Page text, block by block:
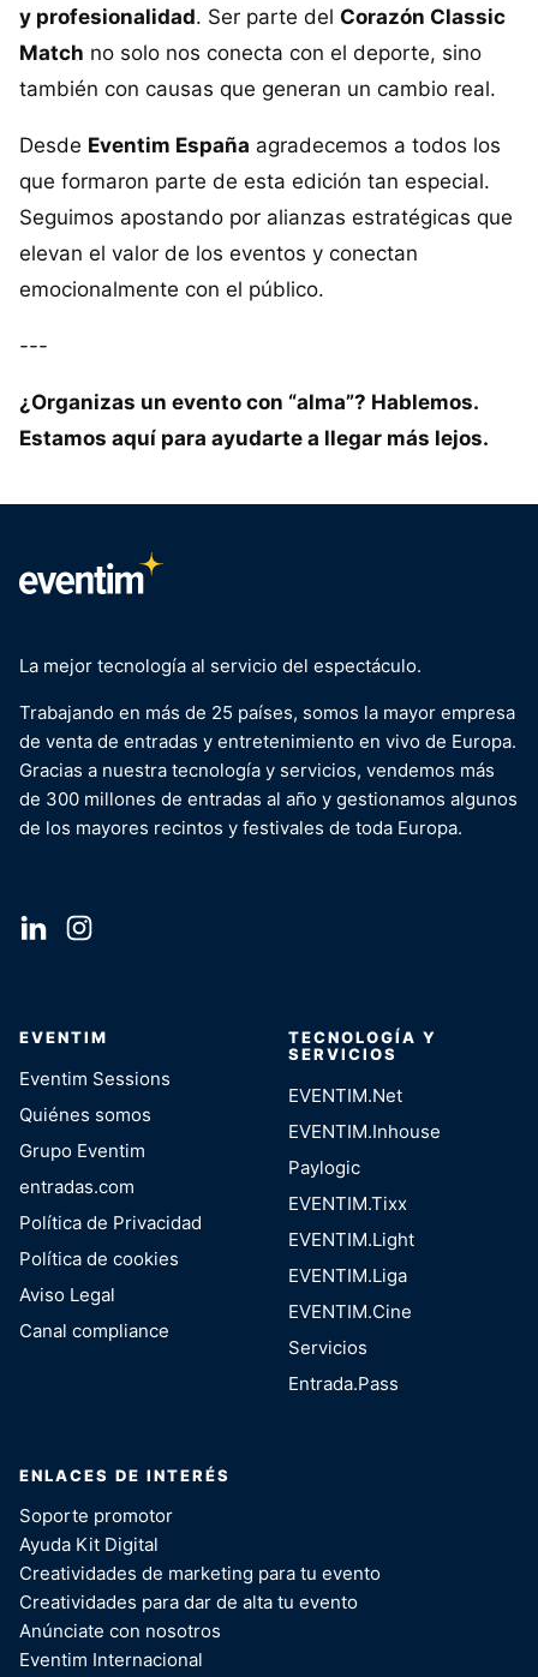
y profesionalidad. Ser parte del Corazón Classic
Match no solo nos conecta con el deporte, sino
también con causas que generan un cambio real.
Desde Eventim España agradecemos a todos los
que formaron parte de esta edición tan especial.
Seguimos apostando por alianzas estratégicas que
elevan el valor de los eventos y conectan
emocionalmente con el público.
---
¿Organizas un evento con “alma”? Hablemos.
Estamos aquí para ayudarte a llegar más lejos.
La mejor tecnología al servicio del espectáculo.
Trabajando en más de 25 países, somos la mayor empresa
de venta de entradas y entretenimiento en vivo de Europa.
Gracias a nuestra tecnología y servicios, vendemos más
de 300 millones de entradas al año y gestionamos algunos
de los mayores recintos y festivales de toda Europa.
EVENTIM
Eventim Sessions
Quiénes somos
Grupo Eventim
entradas.com
Política de Privacidad
Política de cookies
Aviso Legal
Canal compliance
TECNOLOGÍA Y
SERVICIOS
EVENTIM.Net
EVENTIM.Inhouse
Paylogic
EVENTIM.Tixx
EVENTIM.Light
EVENTIM.Liga
EVENTIM.Cine
Servicios
Entrada.Pass
ENLACES DE INTERÉS
Soporte promotor
Ayuda Kit Digital
Creatividades de marketing para tu evento
Creatividades para dar de alta tu evento
Anúnciate con nosotros
Eventim Internacional